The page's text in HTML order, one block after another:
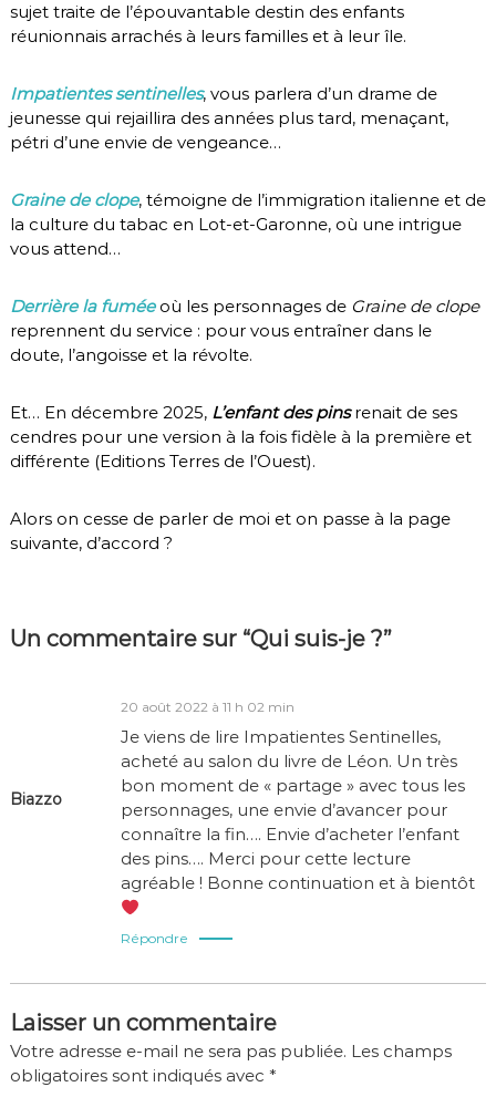
sujet traite de l’épouvantable destin des enfants
réunionnais arrachés à leurs familles et à leur île.
Impatientes sentinelles, vous parlera d’un drame de
jeunesse qui rejaillira des années plus tard, menaçant,
pétri d’une envie de vengeance…
Graine de clope, témoigne de l’immigration italienne et de
la culture du tabac en Lot-et-Garonne, où une intrigue
vous attend…
Derrière la fumée où les personnages de Graine de clope
reprennent du service : pour vous entraîner dans le
doute, l’angoisse et la révolte.
Et… En décembre 2025, L’enfant des pinsrenait de ses
cendres pour une version à la fois fidèle à la première et
différente (Editions Terres de l’Ouest).
Alors on cesse de parler de moi et on passe à la page
suivante, d’accord ?
Un commentaire sur “Qui suis-je ?”
Biazzo
20 août 2022 à 11 h 02 min
Je viens de lire Impatientes Sentinelles,
acheté au salon du livre de Léon. Un très
bon moment de « partage » avec tous les
personnages, une envie d’avancer pour
connaître la fin…. Envie d’acheter l’enfant
des pins…. Merci pour cette lecture
agréable ! Bonne continuation et à bientôt
Répondre
Laisser un commentaire
Votre adresse e-mail ne sera pas publiée. Les champs
obligatoires sont indiqués avec *